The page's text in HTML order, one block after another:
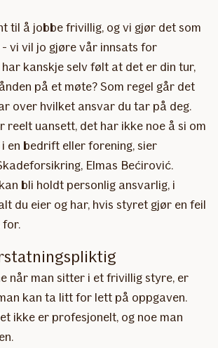
til å jobbe frivillig, og vi gjør det som
- vi vil jo gjøre vår innsats for
kanskje selv følt at det er din tur,
på et møte? Som regel går det
over hvilket ansvar du tar på deg.
reelt uansett, det har ikke noe å si om
en bedrift eller forening, sier
Elmas Bećirović.
bli holdt personlig ansvarlig, i
du eier og har, hvis styret gjør en feil
for.
når man sitter i et frivillig styre, er
kan ta litt for lett på oppgaven.
ikke er profesjonelt, og noe man